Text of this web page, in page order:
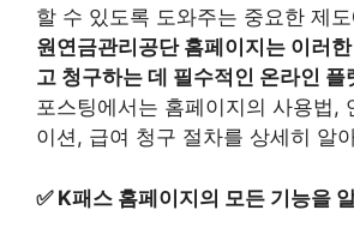
할 수 있도록 도와주는 중요한 제
원연금관리공단 홈페이지는 이러
고 청구하는 데 필수적인 온라인 플
포스팅에서는 홈페이지의 사용법,
이션, 급여 청구 절차를 상세히 알
✅ K패스 홈페이지의 모든 기능을